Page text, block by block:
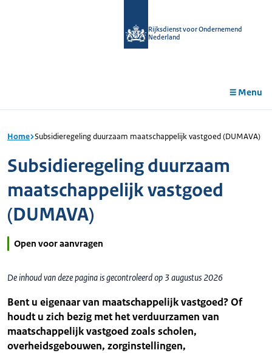
Rijksdienst voor Ondernemend
Nederland
Menu
Home Subsidieregeling duurzaam maatschappelijk vastgoed (DUMAVA)
Subsidieregeling duurzaam
maatschappelijk vastgoed
(DUMAVA)
Open voor aanvragen
De inhoud van deze pagina is gecontroleerd op 3 augustus 2026
Bent u eigenaar van maatschappelijk vastgoed? Of
houdt u zich bezig met het verduurzamen van
maatschappelijk vastgoed zoals scholen,
overheidsgebouwen, zorginstellingen,